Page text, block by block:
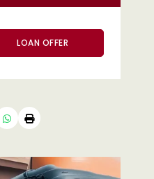
LOAN OFFER